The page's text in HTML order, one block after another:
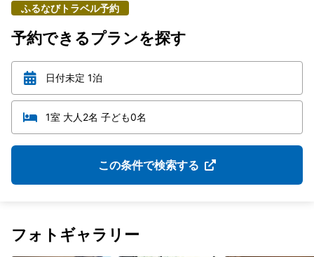
ふるなびトラベル予約
予約できるプランを探す
日付未定 1泊
1室 大人2名 子ども0名
この条件で検索する
フォトギャラリー